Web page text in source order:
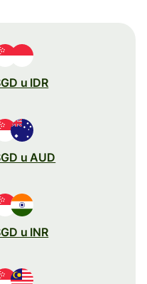
u IDR
u AUD
u INR